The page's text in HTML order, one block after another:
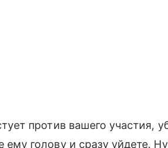
против вашего участия,
голову и сразу уйдете.